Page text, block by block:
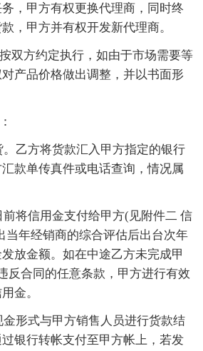
，甲方有权更换代理商，同时终
，甲方并有权开发新代理商。
双方约定执行，如由于市场需要等
产品价格做出调整，并以书面形
。乙方将货款汇入甲方指定的银行
款单传真件或电话查询，情况属
前将信用金支付给甲方(见附件二 信
当年经销商的综合评估后出台次年
放金额。如在中途乙方未完成甲
反合同的任意条款，甲方进行有效
金。
金形式与甲方销售人员进行货款结
银行转帐支付至甲方帐上，若发